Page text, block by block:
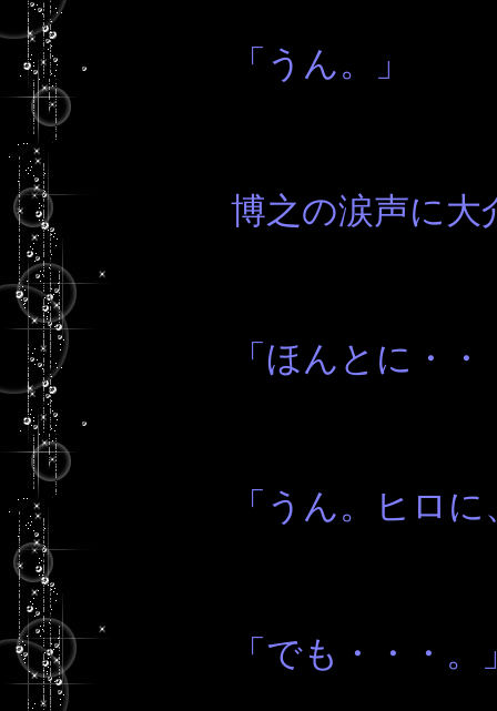
「うん。」
博之の涙声に大
「ほんとに・
「うん。ヒロ
「でも・・・。